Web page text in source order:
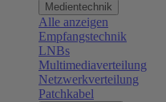
Medientechnik
Alle anzeigen
Empfangstechnik
LNBs
Multimediaverteilung
Netzwerkverteilung
Patchkabel